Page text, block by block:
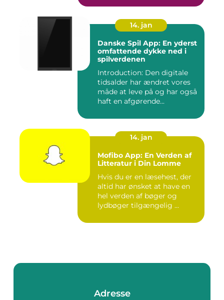
14. jan
Danske Spil App: En yderst
omfattende dykke ned i
spilverdenen
Introduction: Den digitale
tidsalder har ændret vores
måde at leve på og har også
haft en afgørende...
14. jan
Mofibo App: En Verden af
Litteratur i Din Lomme
Hvis du er en læsehest, der
altid har ønsket at have en
hel verden af bøger og
lydbøger tilgængelig ...
Adresse